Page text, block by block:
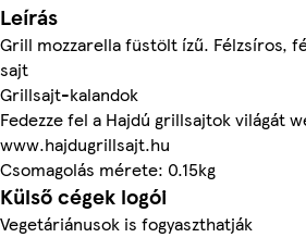
Leírás
Grill mozzarella füstölt ízű. Félzsíros,
sajt
Grillsajt-kalandok
Fedezze fel a Hajdú grillsajtok világát
www.hajdugrillsajt.hu
Csomagolás mérete: 0.15kg
Külső cégek logói
Vegetáriánusok is fogyaszthatják